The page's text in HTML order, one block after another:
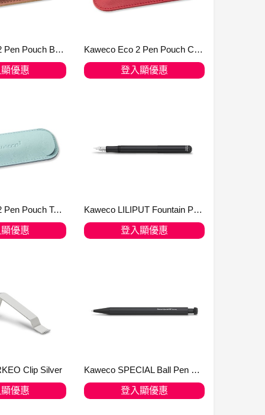
Kaweco Eco 2 Pen Pouch Brandy for LILIPUT
優惠
Kaweco Eco 2 Pen Pouch Chilli Pepper for SPORT
登入顯優惠
Kaweco Eco 2 Pen Pouch Tender Mint for SPORT
優惠
Kaweco LILIPUT Fountain Pen Black
登入顯優惠
Clip Silver
優惠
Kaweco SPECIAL Ball Pen Black
登入顯優惠